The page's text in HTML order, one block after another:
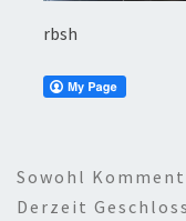
rbsh
Sowohl
Derzeit